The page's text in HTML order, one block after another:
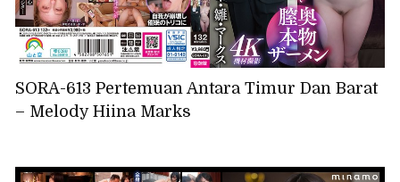
SORA-613 Pertemuan Antara Timur Dan Barat
– Melody Hiina Marks